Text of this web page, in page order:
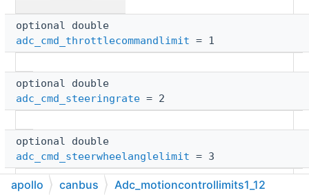
optional double
adc_cmd_throttlecommandlimit = 1
optional double
adc_cmd_steeringrate = 2
optional double
adc_cmd_steerwheelanglelimit = 3
apollo canbus Adc_motioncontrollimits1_12